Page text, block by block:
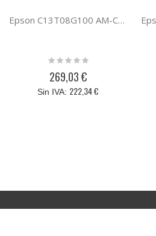
Epson C13T08G100 AM-C5000/6000 BLACK INK
Rating:
269,03 €
222,34 €